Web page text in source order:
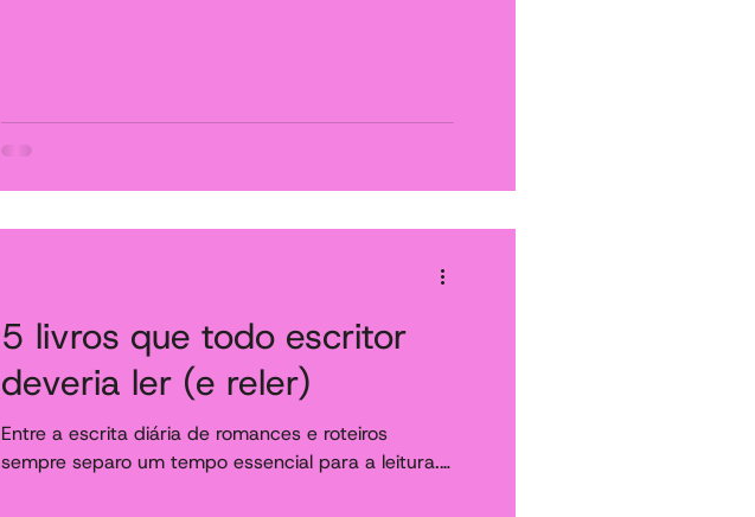
5 livros que todo escritor
deveria ler (e reler)
Entre a escrita diária de romances e roteiros
sempre separo um tempo essencial para a leitura.